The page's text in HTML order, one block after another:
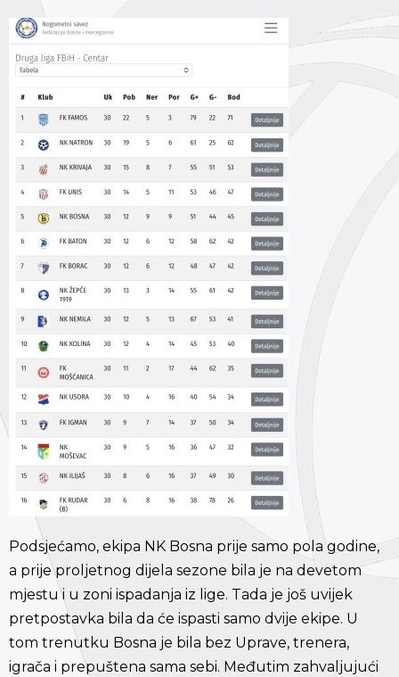
Podsjećamo, ekipa NK Bosna prije samo pola godine,
a prije proljetnog dijela sezone bila je na devetom
mjestu i u zoni ispadanja iz lige. Tada je još uvijek
pretpostavka bila da će ispasti samo dvije ekipe. U
tom trenutku Bosna je bila bez Uprave, trenera,
igrača i prepuštena sama sebi. Međutim zahvaljujući